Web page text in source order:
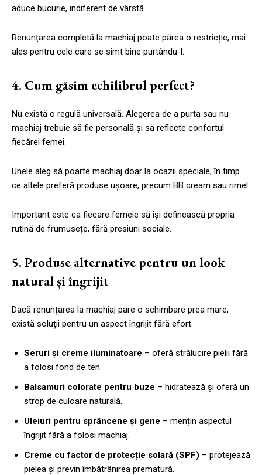
aduce bucurie, indiferent de vârstă.
Renunțarea completă la machiaj poate părea o restricție, mai
ales pentru cele care se simt bine purtându-l.
4. Cum găsim echilibrul perfect?
Nu există o regulă universală. Alegerea de a purta sau nu
machiaj trebuie să fie personală și să reflecte confortul
fiecărei femei.
Unele aleg să poarte machiaj doar la ocazii speciale, în timp
ce altele preferă produse ușoare, precum BB cream sau rimel.
Important este ca fiecare femeie să își definească propria
rutină de frumusețe, fără presiuni sociale.
5. Produse alternative pentru un look
natural și îngrijit
Dacă renunțarea la machiaj pare o schimbare prea mare,
există soluții pentru un aspect îngrijit fără efort.
Seruri și creme iluminatoare – oferă strălucire pielii fără
a folosi fond de ten.
Balsamuri colorate pentru buze – hidratează și oferă un
strop de culoare naturală.
Uleiuri pentru sprâncene și gene – mențin aspectul
îngrijit fără a folosi machiaj.
Creme cu factor de protecție solară (SPF) – protejează
pielea și previn îmbătrânirea prematură.